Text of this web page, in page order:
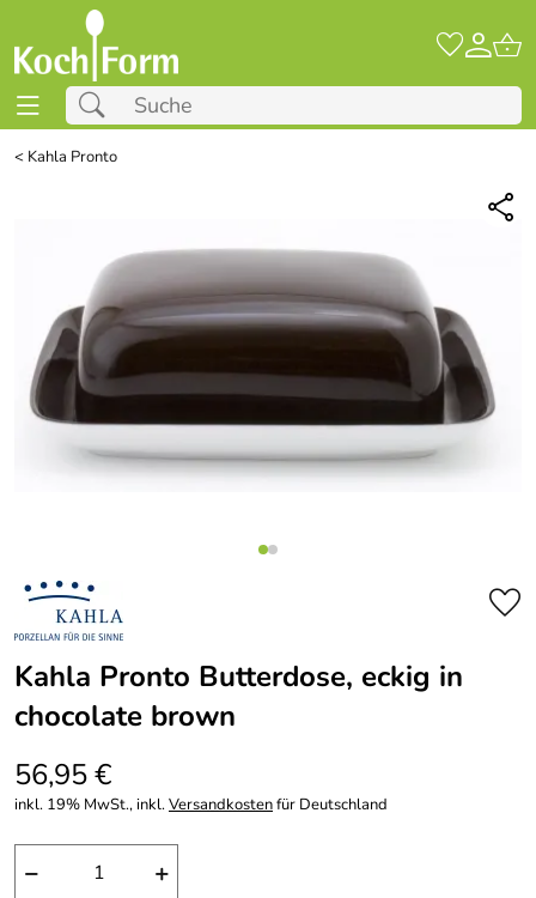
< Kahla Pronto
Kahla Pronto Butterdose, eckig in
chocolate brown
56,95 €
inkl. 19% MwSt., inkl.Versandkostenfür Deutschland
− +